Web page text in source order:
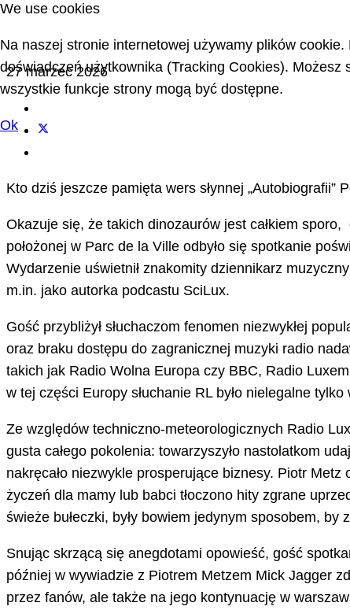
27 marzec 2026
Kto dziś jeszcze pamięta wers słynnej „Autobiografii”
Okazuje się, że takich dinozaurów jest całkiem
położonej w Parc de la Ville odbyło się spotkanie
Wydarzenie uświetnił znakomity dziennikarz muzyczny
m.in. jako autorka podcastu SciLux.
Gość przybliżył słuchaczom fenomen niezwykłej
oraz braku dostępu do zagranicznej muzyki radio
takich jak Radio Wolna Europa czy BBC, Radio
w tej części Europy słuchanie RL było nielegalne
Ze względów techniczno-meteorologicznych Radio
gusta całego pokolenia: towarzyszyło nastolatkom
nakręcało niezwykle prosperujące biznesy. Piotr
życzeń dla mamy lub babci tłoczono hity zgrane
świeże bułeczki, były bowiem jedynym sposobem,
Snując skrzącą się anegdotami opowieść, gość
później w wywiadzie z Piotrem Metzem Mick Jagger
przez fanów, ale także na jego kontynuację w
We use cookies
Na naszej stronie internetowej używamy plików
doświadczeń użytkownika (Tracking Cookies).
wszystkie funkcje strony mogą być dostępne.
Ok